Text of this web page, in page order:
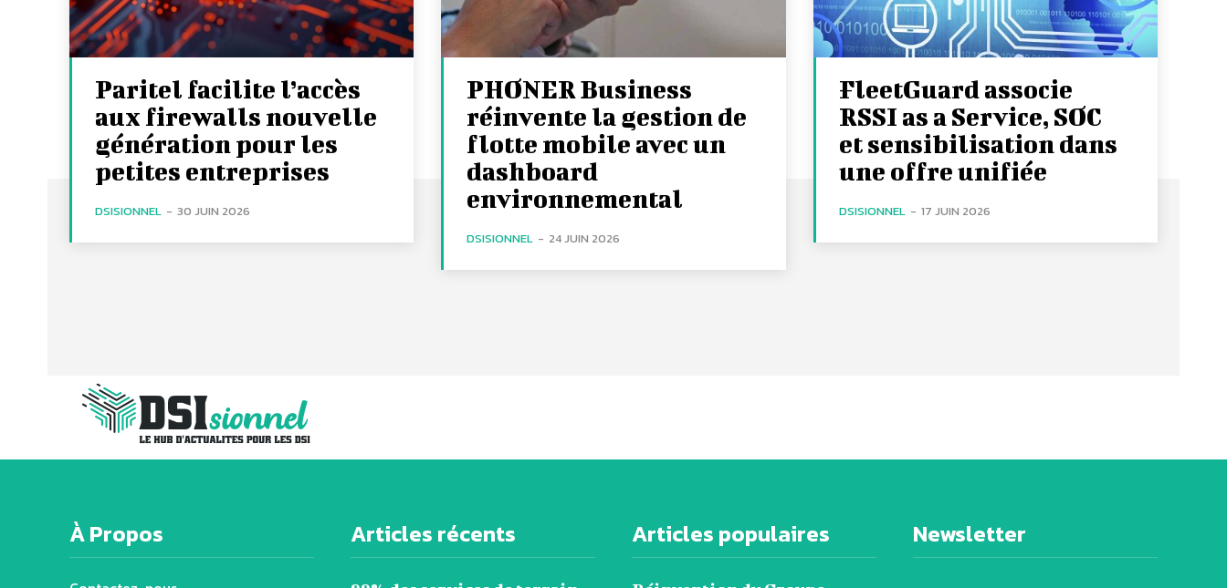
Paritel facilite l’accès
aux firewalls nouvelle
génération pour les
petites entreprises
DSISIONNEL - 30 JUIN 2026
PHONER Business
réinvente la gestion de
flotte mobile avec un
dashboard
environnemental
DSISIONNEL - 24 JUIN 2026
FleetGuard associe
RSSI as a Service, SOC
et sensibilisation dans
une offre unifiée
DSISIONNEL - 17 JUIN 2026
À Propos Articles récents Articles populaires Newsletter